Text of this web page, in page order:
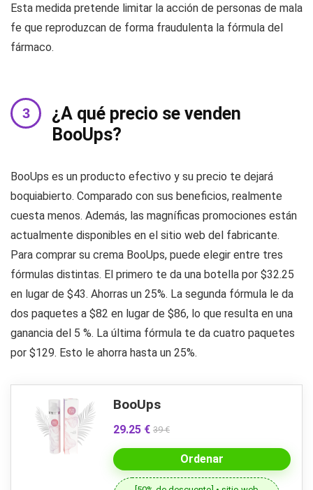
Esta medida pretende limitar la acción de personas de mala
fe que reproduzcan de forma fraudulenta la fórmula del
fármaco.
¿A qué precio se venden
BooUps?
BooUps es un producto efectivo y su precio te dejará
boquiabierto. Comparado con sus beneficios, realmente
cuesta menos. Además, las magníficas promociones están
actualmente disponibles en el sitio web del fabricante.
Para comprar su crema BooUps, puede elegir entre tres
fórmulas distintas. El primero te da una botella por $32.25
en lugar de $43. Ahorras un 25%. La segunda fórmula le da
dos paquetes a $82 en lugar de $86, lo que resulta en una
ganancia del 5 %. La última fórmula te da cuatro paquetes
por $129. Esto le ahorra hasta un 25%.
BooUps
29.25 € 39 €
Ordenar